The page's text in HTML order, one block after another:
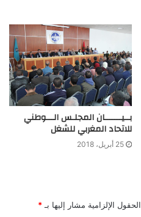
بــيـــــــان المجلـس الـــوطني
للاتحاد المغربي للشغل
25 أبريل، 2018
الحقول الإلزامية مشار إليها بـ *